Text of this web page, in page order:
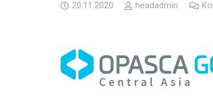
20.11.2020 headadmin